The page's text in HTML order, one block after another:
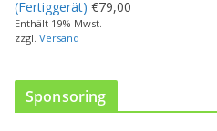
t
w
t
(Fertiggerät) €79,00
Enthält 19% Mwst.
zzgl. Versand
Sponsoring